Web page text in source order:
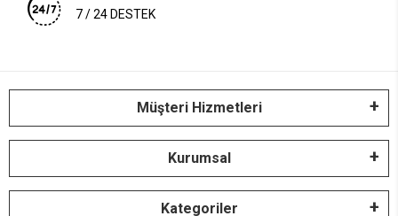
7 / 24 DESTEK
Müşteri Hizmetleri
Kurumsal
Kategoriler